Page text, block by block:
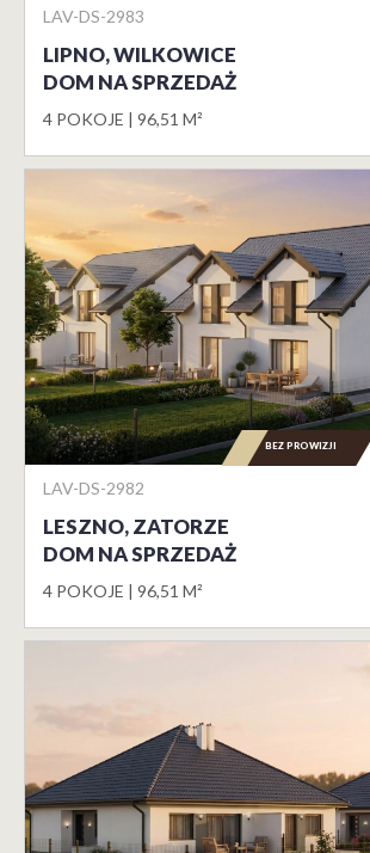
LAV-DS-2983
LIPNO, WILKOWICE
DOM NA SPRZEDAŻ
4 POKOJE 96,51 M²
LAV-DS-2982
LESZNO, ZATORZE
DOM NA SPRZEDAŻ
4 POKOJE 96,51 M²
BEZ PROWIZJI